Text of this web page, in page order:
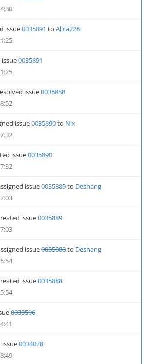
issue0035891 to Alica228
issue0035891
issue0035888
issue0035890to Nix
issue0035890
issue0035889to Deshang
issue0035889
issue0035888to Deshang
issue0035888
0033506
issue0034078